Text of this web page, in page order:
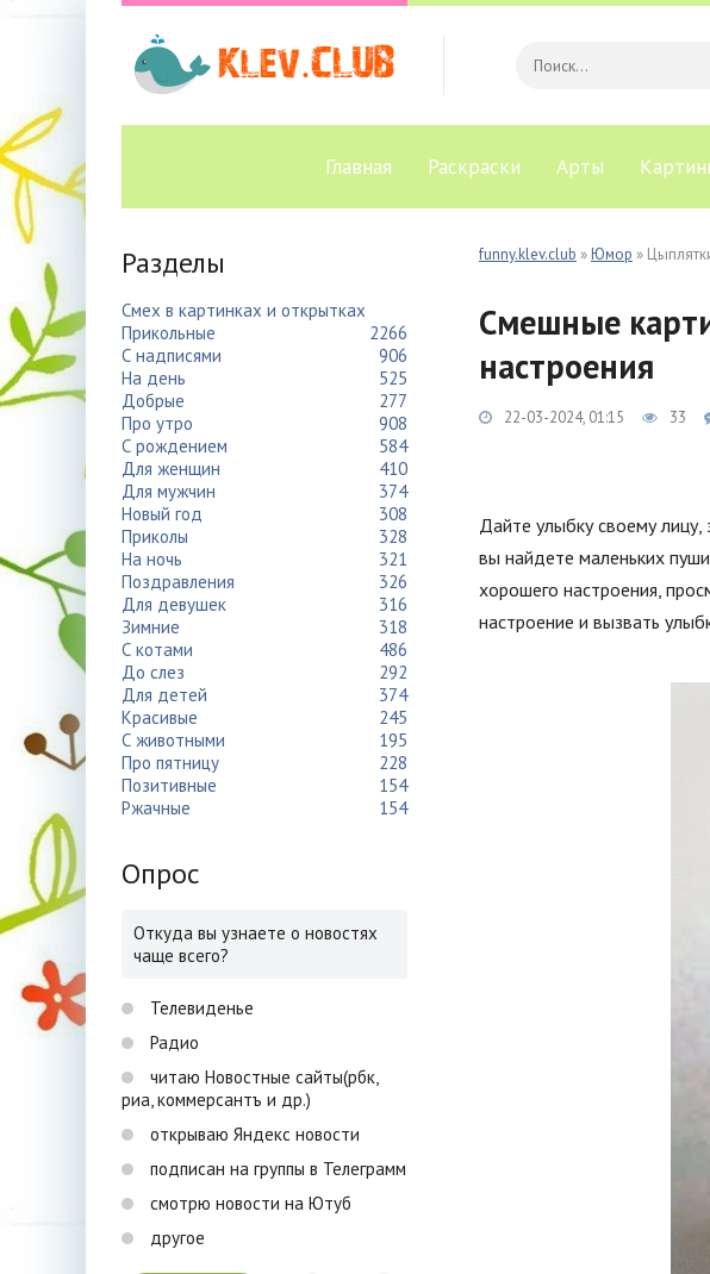
Главная Раскраски Арты
funny.klev.club »Юмор »
Смешные
настроения
22-03-2024, 01:15 33
Дайте улыбку своему
вы найдете маленьких
хорошего настроения,
настроение и вызвать
Разделы
Смех в картинках и открытках
Прикольные
2266
С надписями
906
На день
525
Добрые
277
Про утро
908
С рождением
584
Для женщин
410
Для мужчин
374
Новый год
308
Приколы
328
На ночь
321
Поздравления
326
Для девушек
316
Зимние
318
С котами
486
До слез
292
Для детей
374
Красивые
245
С животными
195
Про пятницу
228
Позитивные
154
Ржачные
154
Опрос
Откуда вы узнаете о новостях
чаще всего?
Телевиденье
Радио
читаю Новостные сайты(рбк,
риа, коммерсантъ и др.)
открываю Яндекс новости
подписан на группы в Телеграмм
смотрю новости на Ютуб
другое